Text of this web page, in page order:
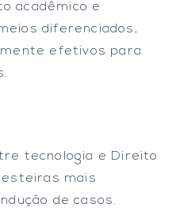
acadêmico e
diferenciados,
efetivos para
tecnologia e Direito
mais
de casos.